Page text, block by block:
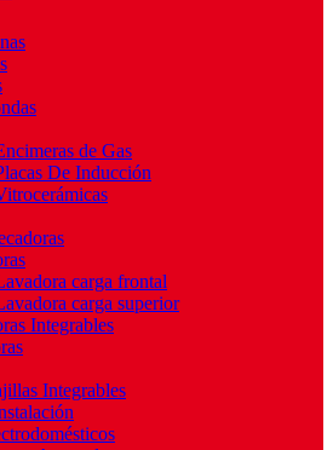
de Gas
De Inducción
carga frontal
carga superior
Integrables
Integrables